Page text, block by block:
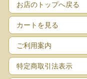
お店のトップへ戻る
カートを見る
ご利用案内
特定商取引法表示